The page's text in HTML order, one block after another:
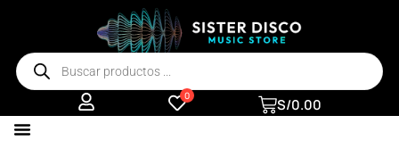
0 S/0.00